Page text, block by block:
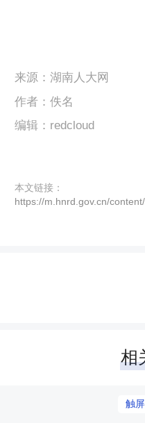
来源：湖南人大网
作者：佚名
编辑：redcloud
本文链接：
https://m.hnrd.gov.cn/
相
触